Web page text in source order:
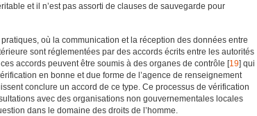
et il n’est pas assorti de clauses de sauvegarde pour
où la communication et la réception des données entre
sont réglementées par des accords écrits entre les autorités
accords peuvent être soumis à des organes de contrôle [19] qui
en bonne et due forme de l’agence de renseignement
conclure un accord de ce type. Ce processus de vérification
avec des organisations non gouvernementales locales
dans le domaine des droits de l’homme.